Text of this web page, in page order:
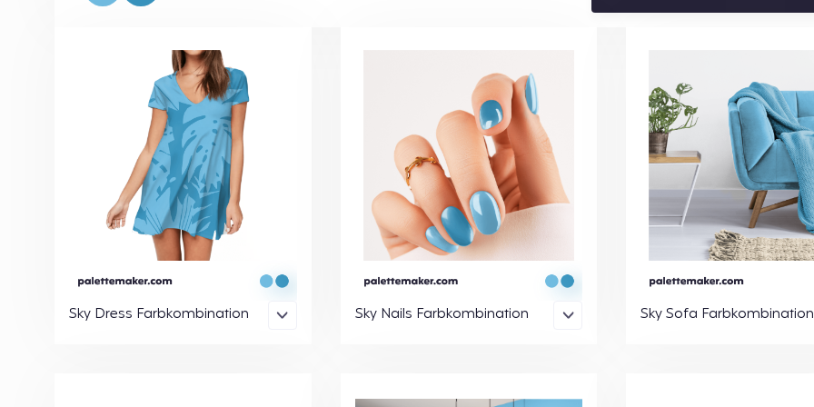
Sky Dress Farbkombination Sky Nails Farbkombination Sky Sofa Farbkombination